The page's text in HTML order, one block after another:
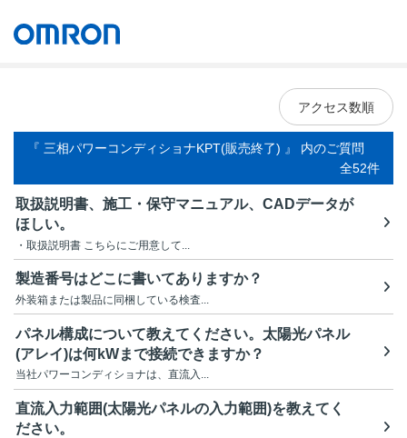
アクセス数順
『 三相パワーコンディショナKPT(販売終了) 』 内のご質問
全52件
取扱説明書、施工・保守マニュアル、CADデータが
ほしい。
・取扱説明書 こちらにご用意して...
製造番号はどこに書いてありますか？
外装箱または製品に同梱している検査...
パネル構成について教えてください。太陽光パネル
(アレイ)は何kWまで接続できますか？
当社パワーコンディショナは、直流入...
直流入力範囲(太陽光パネルの入力範囲)を教えてく
ださい。